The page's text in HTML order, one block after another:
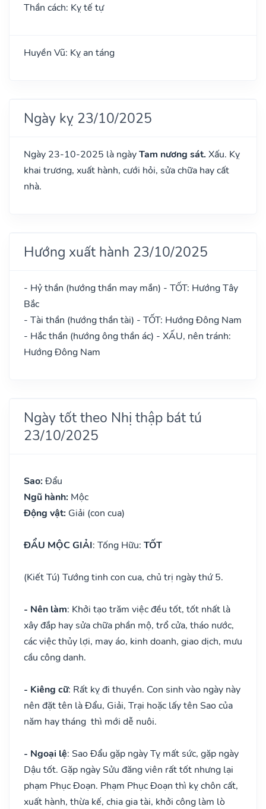
Thần cách: Kỵ tế tự
Huyền Vũ: Kỵ an táng
Ngày kỵ 23/10/2025
Ngày 23-10-2025 là ngàyTam nương sát. Xấu. Kỵ
khai trương, xuất hành, cưới hỏi, sửa chữa hay cất
nhà.
Hướng xuất hành 23/10/2025
- Hỷ thần (hướng thần may mắn) - TỐT: Hướng Tây
Bắc
- Tài thần (hướng thần tài) - TỐT: Hướng Đông Nam
- Hắc thần (hướng ông thần ác) - XẤU, nên tránh:
Hướng Đông Nam
Ngày tốt theo Nhị thập bát tú
23/10/2025
Sao: Đẩu
Ngũ hành: Mộc
Động vật: Giải (con cua)
ĐẨU MỘC GIẢI: Tống Hữu: TỐT
(Kiết Tú) Tướng tinh con cua, chủ trị ngày thứ 5.
- Nên làm: Khởi tạo trăm việc đều tốt, tốt nhất là
xây đắp hay sửa chữa phần mộ, trổ cửa, tháo nước,
các việc thủy lợi, may áo, kinh doanh, giao dịch, mưu
cầu công danh.
- Kiêng cữ: Rất kỵ đi thuyền. Con sinh vào ngày này
nên đặt tên là Đẩu, Giải, Trại hoặc lấy tên Sao của
năm hay tháng thì mới dễ nuôi.
- Ngoại lệ: Sao Đẩu gặp ngày Tỵ mất sức, gặp ngày
Dậu tốt. Gặp ngày Sửu đăng viên rất tốt nhưng lại
phạm Phục Đoạn. Phạm Phục Đoạn thì kỵ chôn cất,
xuất hành, thừa kế, chia gia tài, khởi công làm lò